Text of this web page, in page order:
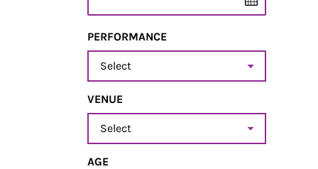
PERFORMANCE
VENUE
AGE